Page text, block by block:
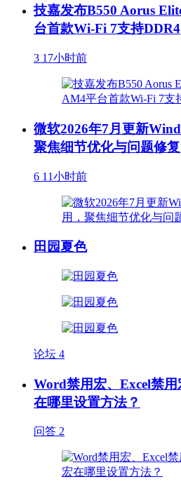
技嘉发布B550 Aorus
台首款Wi-Fi 7支持DDR4
3 17小时前
微软2026年7月更新
聚焦细节优化与问题修复
6 11小时前
田园夏色
论坛 4
Word禁用宏、Excel禁
在哪里设置方法？
问答 2